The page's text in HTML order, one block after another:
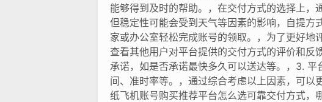
能够得到及时的帮助。，在交付方式的选择上，
但稳定性可能会受到天气等因素的影响，自提
家或办公室轻松完成账号的领取。，为了更好地
查看其他用户对平台提供的交付方式的评价和
承诺，如是否承诺最快多久可以送达等。，3.
间、准时率等。，通过综合考虑以上因素，可以
纸飞机账号购买推荐平台怎么选可靠交付方式